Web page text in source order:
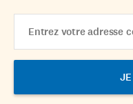
Address